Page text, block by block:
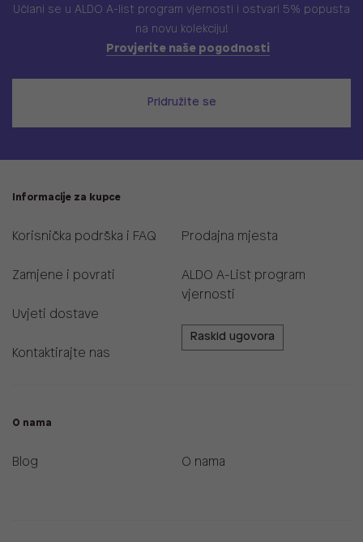
Učlani se u ALDO A-list program vjernosti i ostvari 5% popusta
na novu kolekciju!
Provjerite naše pogodnosti
Pridružite se
Informacije za kupce
Korisnička podrška i FAQ
Zamjene i povrati
Uvjeti dostave
Kontaktirajte nas
Prodajna mjesta
ALDO A-List program
vjernosti
Raskid ugovora
O nama
Blog O nama